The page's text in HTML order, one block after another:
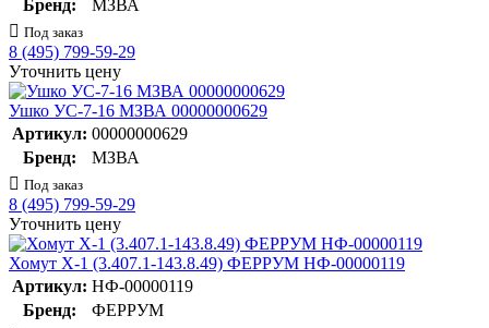
Бренд: МЗВА
Под заказ
8 (495) 799-59-29
Уточнить цену
Ушко УС-7-16 МЗВА 00000000629
Артикул: 00000000629
Бренд:
МЗВА
Под заказ
8 (495) 799-59-29
Уточнить цену
Хомут Х-1 (3.407.1-143.8.49) ФЕРРУМ НФ-00000119
Артикул: НФ-00000119
Бренд:
ФЕРРУМ